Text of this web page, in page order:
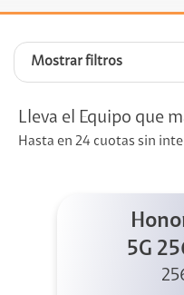
Mostrar filtros
Lleva el Equipo que
Hasta en 24 cuotas sin
5G